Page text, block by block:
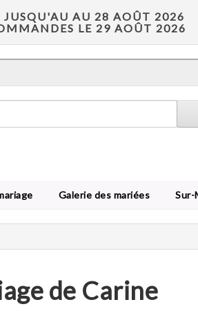
JUSQU'AU AU 28 AOÛT 2026
LE 29 AOÛT 2026
Galerie des mariées Sur-
de Carine